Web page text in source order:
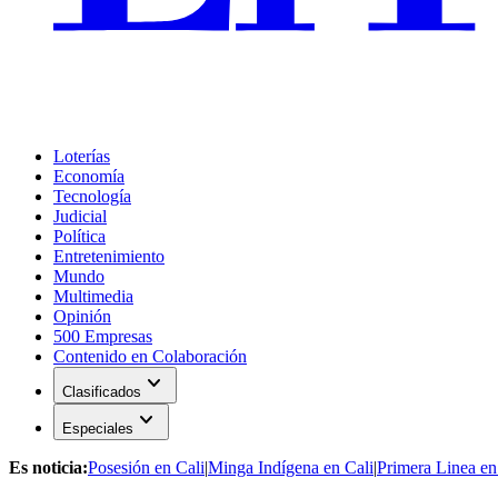
Loterías
Economía
Tecnología
Judicial
Política
Entretenimiento
Mundo
Multimedia
Opinión
500 Empresas
Contenido en Colaboración
Clasificados expand_more
Especiales expand_more
Es noticia:Posesión en Cali|Minga Indígena en Cali|Primera Linea